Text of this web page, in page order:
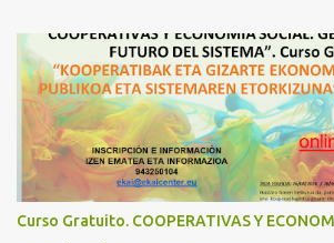
Industrial https://www.youtube.com/shorts/
¿Conoces los nuevos canales de BABESTU?
compartir ideas, para proteger a los niños y
frente a abusos y manipulaciones:
ezagutzen dituzu? Euskal haurrak eta
manipulazioetatik babesteko zerbait egin
partekatu nahi badituzu: Telegram :
Curso Gratuito. COOPERATIVAS Y